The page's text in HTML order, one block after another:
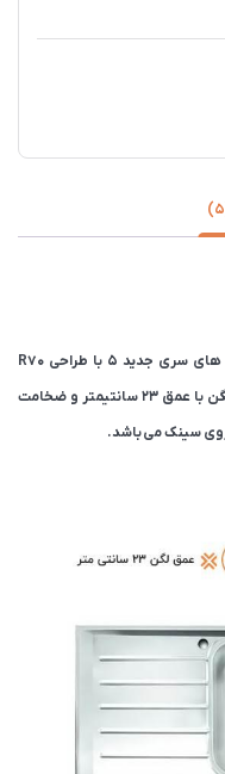
سینک ظرفشویی توکار اخوان مدل 506 از مدل های سری جدید 5 با طراحی R70
اخوان می باشد. این سینک با ابعاد 120 در 51 و لگن با عمق 23 سانتیمتر و ضخامت